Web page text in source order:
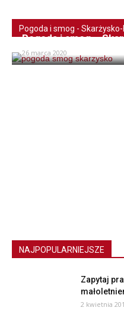
Pogoda i smog -
Pogoda i smog –
26 marca 2020
NAJPOPULARNIEJSZE
Zapytaj
2 kwietnia